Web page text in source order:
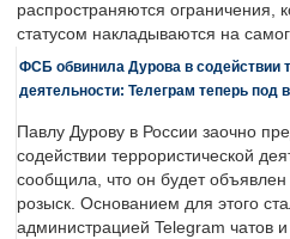
распространяются ограничения,
статусом накладываются на
ФСБ обвинила Дурова в содействии
деятельности: Телеграм теперь под
Павлу Дурову в России заочно
содействии террористической
сообщила, что он будет
розыск. Основанием для этого
администрацией Telegram чатов